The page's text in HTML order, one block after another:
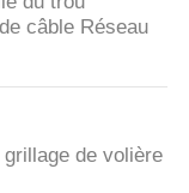
câble Réseau
de volière